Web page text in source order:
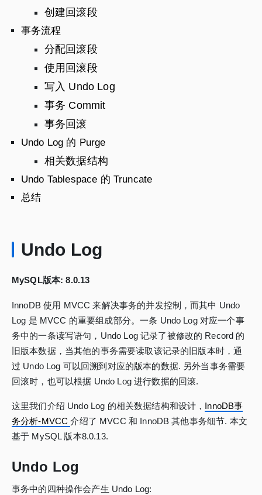
创建回滚段
事务流程
分配回滚段
使用回滚段
写入 Undo Log
事务 Commit
事务回滚
Undo Log 的 Purge
相关数据结构
Undo Tablespace 的 Truncate
总结
Undo Log
MySQL版本: 8.0.13
InnoDB 使用 MVCC 来解决事务的并发控制，而其中 Undo
Log 是 MVCC 的重要组成部分。一条 Undo Log 对应一个事
务中的一条读写语句，Undo Log 记录了被修改的 Record 的
旧版本数据，当其他的事务需要读取该记录的旧版本时，通
过 Undo Log 可以回溯到对应的版本的数据. 另外当事务需要
回滚时，也可以根据 Undo Log 进行数据的回滚.
这里我们介绍 Undo Log 的相关数据结构和设计， InnoDB事
务分析-MVCC介绍了 MVCC 和 InnoDB 其他事务细节. 本文
基于 MySQL 版本8.0.13.
Undo Log
事务中的四种操作会产生 Undo Log: